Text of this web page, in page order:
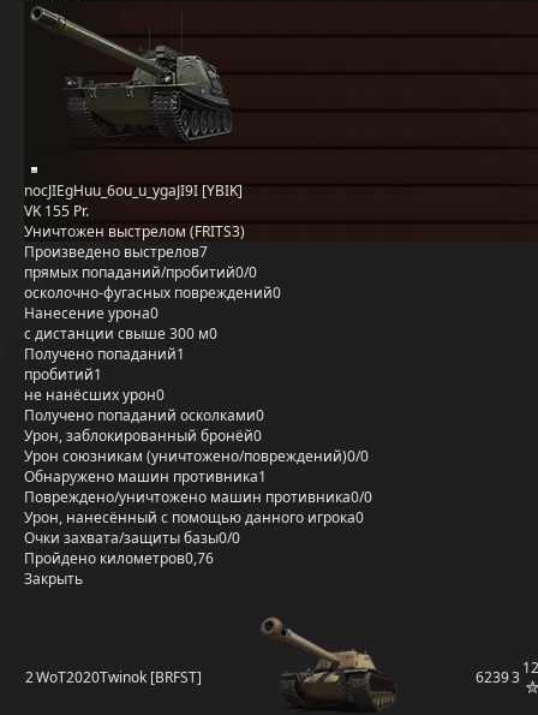
nocJIEgHuu_6ou_u_ygaJI9I [YBIK]
VK 155 Pr.
Уничтожен выстрелом (FRITS3)
Произведено выстрелов7
прямых попаданий/пробитий0/0
осколочно-фугасных повреждений0
Нанесение урона0
с дистанции свыше 300 м0
Получено попаданий1
пробитий1
не нанёсших урон0
Получено попаданий осколками0
Урон, заблокированный бронёй0
Урон союзникам (уничтожено/повреждений)0/0
Обнаружено машин противника1
Повреждено/уничтожено машин противника0/0
Урон, нанесённый с помощью данного игрока0
Очки захвата/защиты базы0/0
Пройдено километров0,76
Закрыть
2WoT2020Twinok [BRFST] 62393